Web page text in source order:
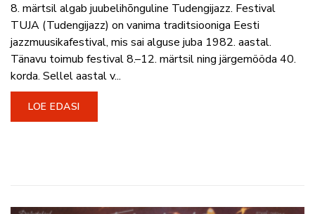
8. märtsil algab juubelihõnguline Tudengijazz. Festival
TUJA (Tudengijazz) on vanima traditsiooniga Eesti
jazzmuusikafestival, mis sai alguse juba 1982. aastal.
Tänavu toimub festival 8.–12. märtsil ning järgemööda 40.
korda. Sellel aastal v...
LOE EDASI